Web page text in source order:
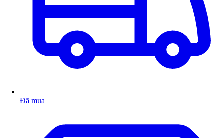
Đã mua